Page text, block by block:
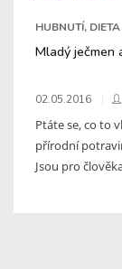
HUBNUTÍ,
Mladý ječmen
02.05.2016
Ptáte se, co to
přírodní
Jsou pro